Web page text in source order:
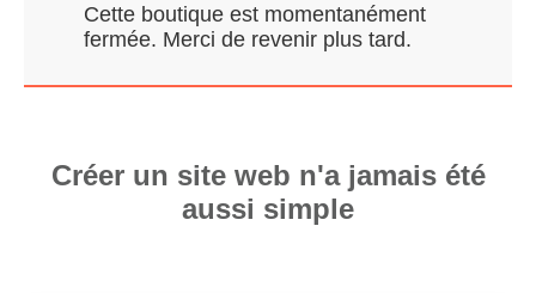
Prendre RDV
Nos Marques
Contact
Cette boutique est momentanément
fermée. Merci de revenir plus tard.
Créer un site web n'a jamais été
aussi simple